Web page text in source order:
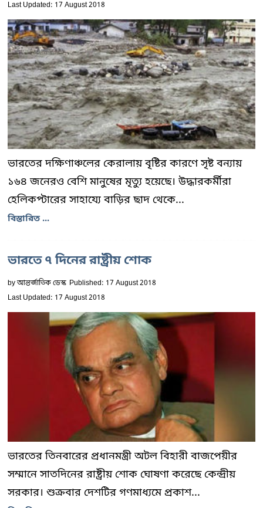
Last Updated: 17 August 2018
ভারতের দক্ষিণাঞ্চলের কেরালায় বৃষ্টির কারণে সৃষ্ট বন্যায়
১৬৪ জনেরও বেশি মানুষের মৃত্যু হয়েছে। উদ্ধারকর্মীরা
হেলিকপ্টারের সাহায্যে বাড়ির ছাদ থেকে...
বিস্তারিত ...
ভারতে ৭ দিনের রাষ্ট্রীয় শোক
byআন্তর্জাতিক ডেস্ক Published: 17 August 2018
Last Updated: 17 August 2018
ভারতের তিনবারের প্রধানমন্ত্রী অটল বিহারী বাজপেয়ীর
সম্মানে সাতদিনের রাষ্ট্রীয় শোক ঘোষণা করেছে কেন্দ্রীয়
সরকার। শুক্রবার দেশটির গণমাধ্যমে প্রকাশ...